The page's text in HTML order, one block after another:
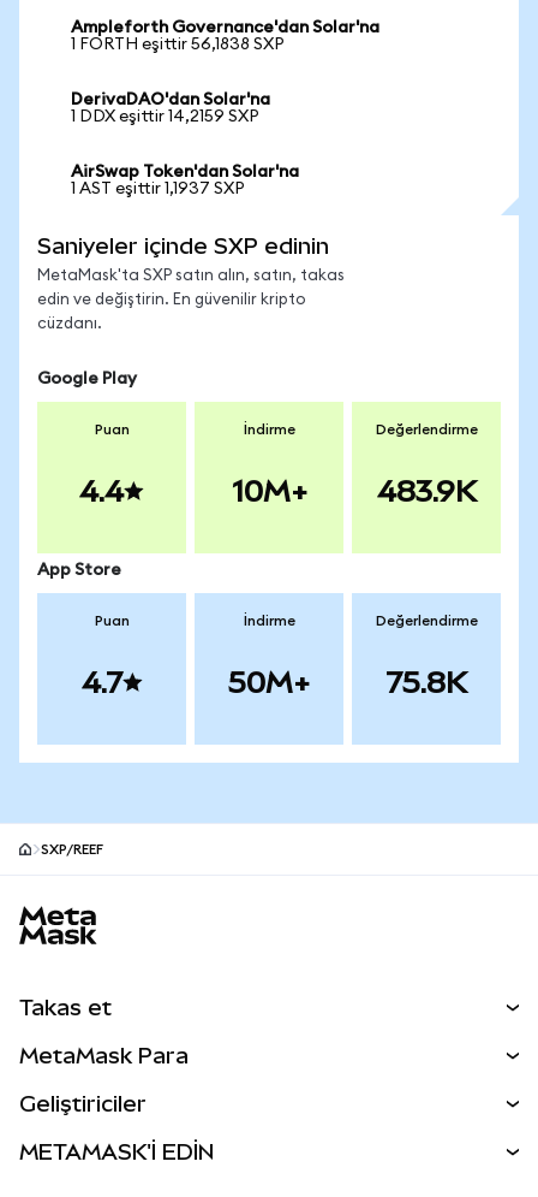
Ampleforth Governance'dan Solar'na
1 FORTH eşittir 56,1838 SXP
DerivaDAO'dan Solar'na
1 DDX eşittir 14,2159 SXP
AirSwap Token'dan Solar'na
1 AST eşittir 1,1937 SXP
Saniyeler içinde SXP edinin
MetaMask'ta SXP satın alın, satın, takas
edin ve değiştirin. En güvenilir kripto
cüzdanı.
Google Play
Puan
4.4
İndirme
10M+
Değerlendirme
483.9K
App Store
Puan
4.7
İndirme
50M+
Değerlendirme
75.8K
SXP/REEF
Takas et
Perps
RWA'lar
MetaMask Para
Geliştiriciler
METAMASK'İ EDİN